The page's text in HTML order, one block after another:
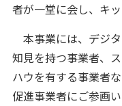
者が一堂に会し、キ
本事業には、デジ
知見を持つ事業者、
ハウを有する事業者
促進事業者にご参画